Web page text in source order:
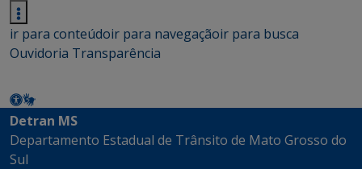
ir para conteúdoir para navegaçãoir para busca
Ouvidoria Transparência
Detran MS
Departamento Estadual de Trânsito de Mato Grosso do
Sul